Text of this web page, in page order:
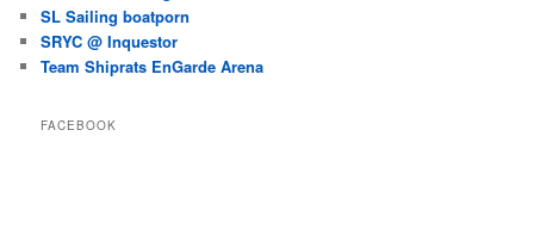
SL Sailing boatporn
SRYC @ Inquestor
Team Shiprats EnGarde Arena
FACEBOOK